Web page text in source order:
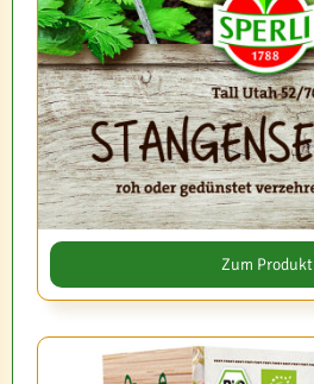
Zum Produkt